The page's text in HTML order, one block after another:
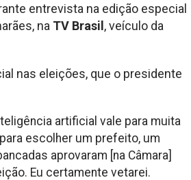
entrevista na edição especial
na TV Brasil, veículo da
nas eleições, que o presidente
artificial vale para muita
escolher um prefeito, um
aprovaram [na Câmara]
Eu certamente vetarei.